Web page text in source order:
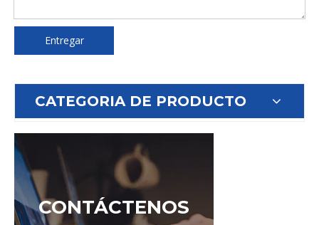
Entregar
CATEGORIA DE PRODUCTO
CONTÁCTENOS